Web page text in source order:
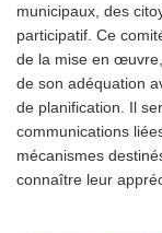
municipaux, des
participatif. Ce
de la mise en
de son adéquation
de planification. Il
communications
mécanismes
connaître leur